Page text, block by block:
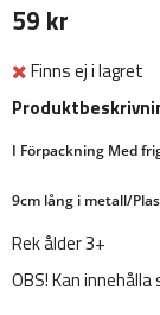
59 kr
Finns ej i lagret
I Förpackning Med
9cm lång i metall/
Rek ålder 3+
OBS! Kan